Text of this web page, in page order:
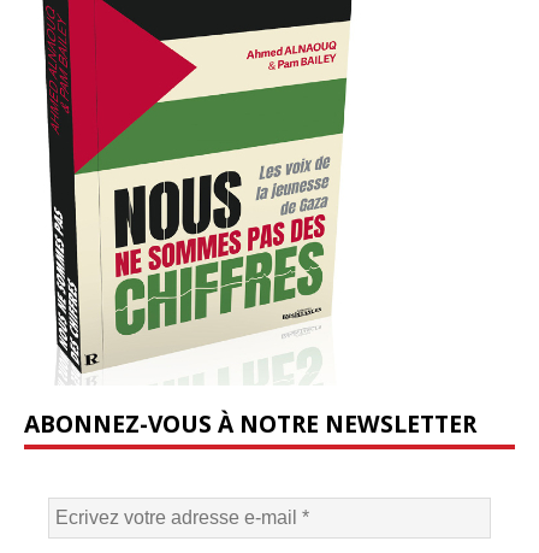
ABONNEZ-VOUS À NOTRE NEWSLETTER